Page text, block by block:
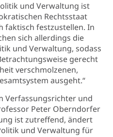
und Verwaltung ist
Rechtsstaat
faktisch festzustellen. In
sich allerdings die
und Verwaltung, sodass
gerecht
verschmolzenen,
ausgeht.“
Verfassungsrichter und
Peter Oberndorfer
ist zutreffend, ändert
und Verwaltung für